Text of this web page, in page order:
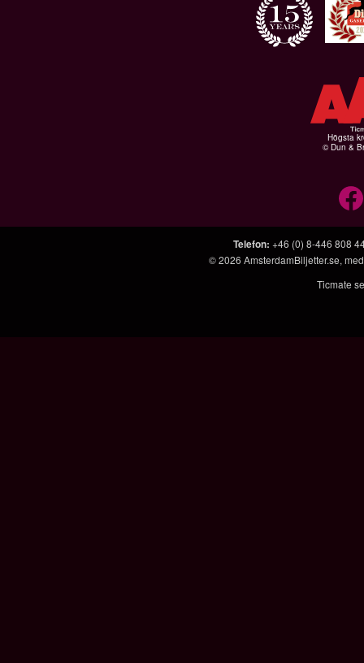
Högsta
© Dun &
Telefon: +46 (0) 8-446 808
© 2026 AmsterdamBiljetter.se,
Ticmate